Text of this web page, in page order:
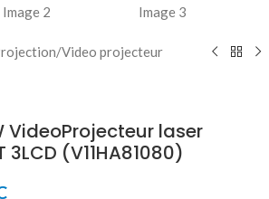
/Video projecteur
VideoProjecteur laser
(V11HA81080)